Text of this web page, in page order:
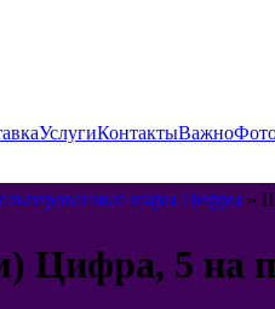
УслугиКонтактыВажно
шары Цифры »
Цифра, 5 на